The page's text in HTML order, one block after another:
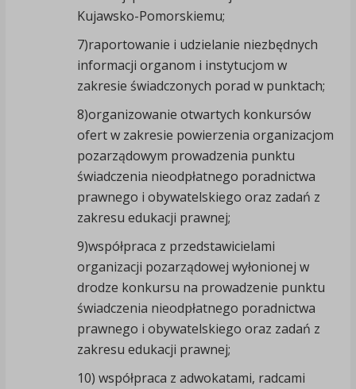
Kujawsko-Pomorskiemu;
7)raportowanie i udzielanie niezbędnych
informacji organom i instytucjom w
zakresie świadczonych porad w punktach;
8)organizowanie otwartych konkursów
ofert w zakresie powierzenia organizacjom
pozarządowym prowadzenia punktu
świadczenia nieodpłatnego poradnictwa
prawnego i obywatelskiego oraz zadań z
zakresu edukacji prawnej;
9)współpraca z przedstawicielami
organizacji pozarządowej wyłonionej w
drodze konkursu na prowadzenie punktu
świadczenia nieodpłatnego poradnictwa
prawnego i obywatelskiego oraz zadań z
zakresu edukacji prawnej;
10) współpraca z adwokatami, radcami